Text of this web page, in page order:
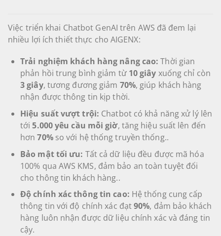
Việc triển khai Chatbot GenAI trên AWS đã đem lại
nhiều lợi ích thiết thực cho AIGENX:
Trải nghiệm khách hàng nâng cao: Thời gian
phản hồi trung bình giảm từ 10 giây xuống chỉ còn
3 giây, tương đương giảm 70%, giúp khách hàng
nhận được thông tin kịp thời.
Hiệu suất vượt trội: Chatbot có khả năng xử lý lên
tới5.000 yêu cầu mỗi giờ, tăng hiệu suất lên đến
hơn 70%so với hệ thống truyền thống..
Bảo mật tối ưu: Tất cả dữ liệu đều được mã hóa
100% qua AWS KMS, đảm bảo an toàn tuyệt đối
cho thông tin khách hàng..
Độ chính xác thông tin cao: Hệ thống cung cấp
thông tin với độ chính xác đạt90%, đảm bảo khách
hàng luôn nhận được dữ liệu chính xác và đáng tin
cậy.